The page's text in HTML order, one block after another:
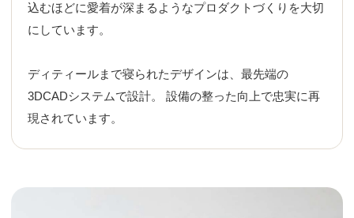
込むほどに愛着が深まるようなプロダクトづくりを大切
にしています。
ディティールまで寝られたデザインは、最先端の
3DCADシステムで設計。 設備の整った向上で忠実に再
現されています。